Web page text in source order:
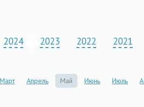
2024 2023 2022
2021
Март Апрель Май Июнь Июль